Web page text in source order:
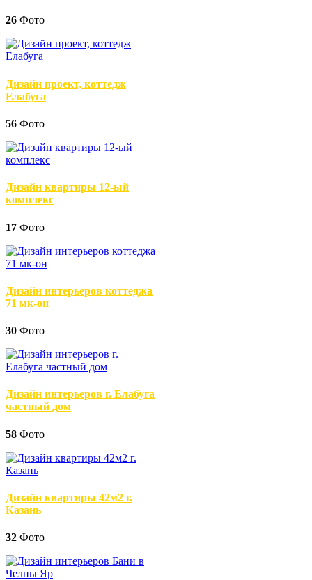
26 Фото
Дизайн проект, коттедж
Елабуга
56 Фото
Дизайн квартиры 12-ый
комплекс
17 Фото
Дизайн интерьеров коттеджа
71 мк-он
30 Фото
Дизайн интерьеров г. Елабуга
частный дом
58 Фото
Дизайн квартиры 42м2 г.
Казань
32 Фото